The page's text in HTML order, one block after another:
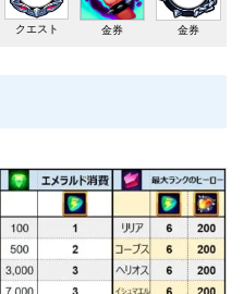
クエスト 金券 金券